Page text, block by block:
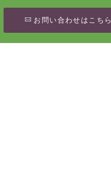
お問い合わせはこちら